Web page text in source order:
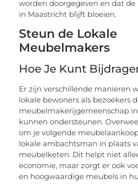
worden doorgegeven en dat
in Maastricht blijft bloeien.
Steun de Lokale
Meubelmakers
Hoe Je Kunt
Er zijn verschillende manieren
lokale bewoners als bezoekers
meubelmakerijgemeenschap
kunnen ondersteunen.
om je volgende
lokale ambachtsman in plaats
meubelketen. Dit helpt niet
economie, maar zorgt er ook
en hoogwaardige meubels in